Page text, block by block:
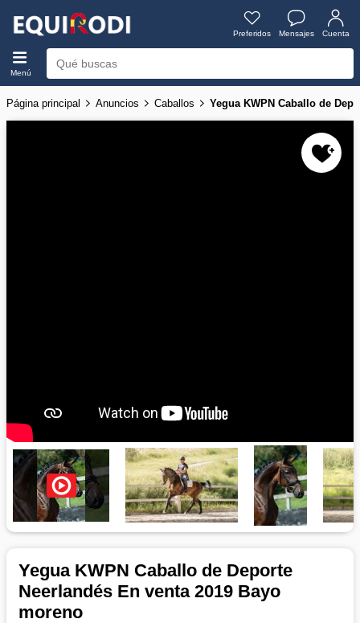
Preferidos Mensajes Cuenta
Menú
Página principal Anuncios Caballos Yegua KWPN Caballo de
Yegua KWPN Caballo de Deporte
Neerlandés En venta 2019 Bayo
moreno